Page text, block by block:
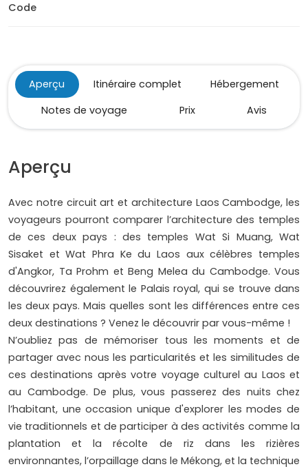
Code
Aperçu Itinéraire complet
Hébergement
Notes de voyage
Prix Avis
Aperçu
Avec notre circuit art et architecture Laos Cambodge, les
voyageurs pourront comparer l’architecture des temples
de ces deux pays : des temples Wat Si Muang, Wat
Sisaket et Wat Phra Ke du Laos aux célèbres temples
d'Angkor, Ta Prohm et Beng Melea du Cambodge. Vous
découvrirez également le Palais royal, qui se trouve dans
les deux pays. Mais quelles sont les différences entre ces
deux destinations ? Venez le découvrir par vous-même !
N’oubliez pas de mémoriser tous les moments et de
partager avec nous les particularités et les similitudes de
ces destinations après votre voyage culturel au Laos et
au Cambodge. De plus, vous passerez des nuits chez
l’habitant, une occasion unique d'explorer les modes de
vie traditionnels et de participer à des activités comme la
plantation et la récolte de riz dans les rizières
environnantes, l’orpaillage dans le Mékong, et la technique